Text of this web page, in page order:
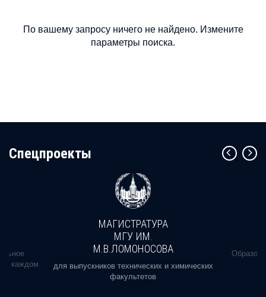
По вашему запросу ничего не найдено. Измените
параметры поиска.
Cпецпроекты
в каждом
МАГИСТРАТУРА
МГУ ИМ.
М.В.ЛОМОНОСОВА
для выпускников технических и химических
факультетов